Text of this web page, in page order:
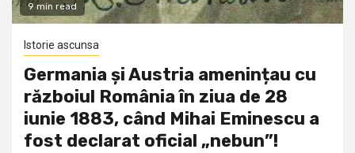
9 min read
Istorie ascunsa
Germania și Austria amenințau cu
războiul România în ziua de 28
iunie 1883, când Mihai Eminescu a
fost declarat oficial „nebun”!